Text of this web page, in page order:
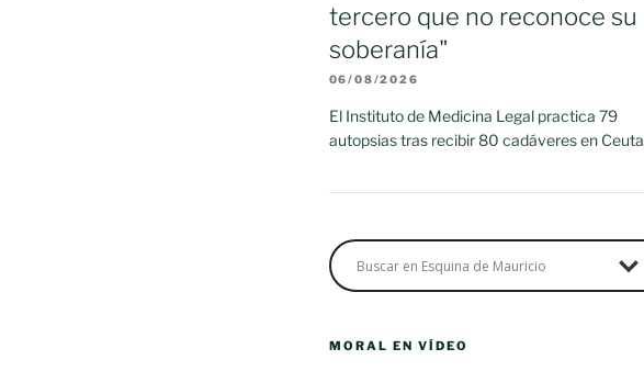
tercero que no reconoce su
soberanía"
06/08/2026
El Instituto de Medicina Legal practica 79
autopsias tras recibir 80 cadáveres en Ceuta
MORAL EN VÍDEO